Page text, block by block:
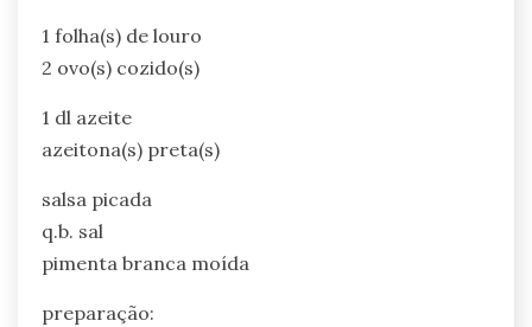
1 folha(s) de louro
2 ovo(s) cozido(s)
1 dl azeite
azeitona(s) preta(s)
salsa picada
q.b. sal
pimenta branca moída
preparação: